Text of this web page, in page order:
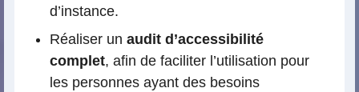
d’instance.
Réaliser un audit d’accessibilité
complet, afin de faciliter l’utilisation pour
les personnes ayant des besoins